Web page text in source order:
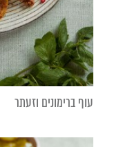
עוף ברימונים וזעתר